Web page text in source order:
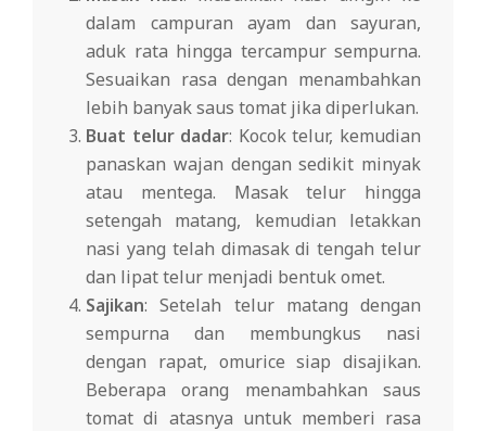
dalam campuran ayam dan sayuran,
aduk rata hingga tercampur sempurna.
Sesuaikan rasa dengan menambahkan
lebih banyak saus tomat jika diperlukan.
Buat telur dadar: Kocok telur, kemudian
panaskan wajan dengan sedikit minyak
atau mentega. Masak telur hingga
setengah matang, kemudian letakkan
nasi yang telah dimasak di tengah telur
dan lipat telur menjadi bentuk omet.
Sajikan: Setelah telur matang dengan
sempurna dan membungkus nasi
dengan rapat, omurice siap disajikan.
Beberapa orang menambahkan saus
tomat di atasnya untuk memberi rasa